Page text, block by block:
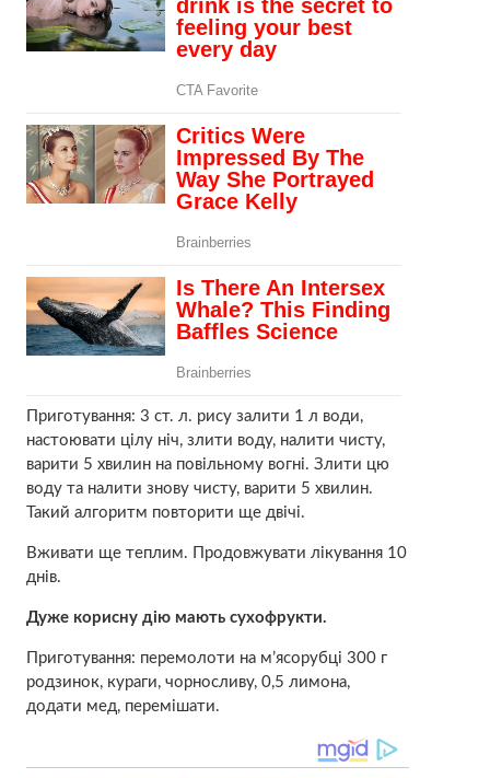
Приготування: 3 ст. л. рису залити 1 л води,
настоювати цілу ніч, злити воду, налити чисту,
варити 5 хвилин на повільному вогні. Злити цю
воду та налити знову чисту, варити 5 хвилин.
Такий алгоритм повторити ще двічі.
Вживати ще теплим. Продовжувати лікування 10
днів.
Дуже корисну дію мають сухофрукти.
Приготування: перемолоти на м’ясорубці 300 г
родзинок, кураги, чорносливу, 0,5 лимона,
додати мед, перемішати.